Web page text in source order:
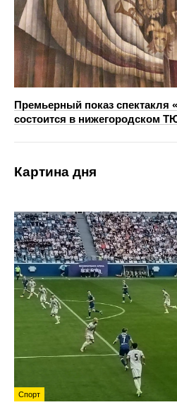
Премьерный показ спектакля
состоится в нижегородском
Картина дня
Спорт